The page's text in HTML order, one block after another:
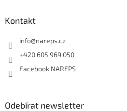
Kontakt
info@nareps.cz
+420 605 969 050
Facebook NAREPS
Odebírat newsletter